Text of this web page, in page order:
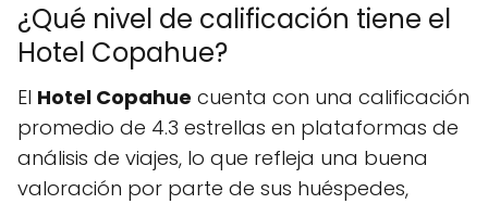
¿Qué nivel de calificación tiene el
Hotel Copahue?
El Hotel Copahue cuenta con una calificación
promedio de 4.3 estrellas en plataformas de
análisis de viajes, lo que refleja una buena
valoración por parte de sus huéspedes,